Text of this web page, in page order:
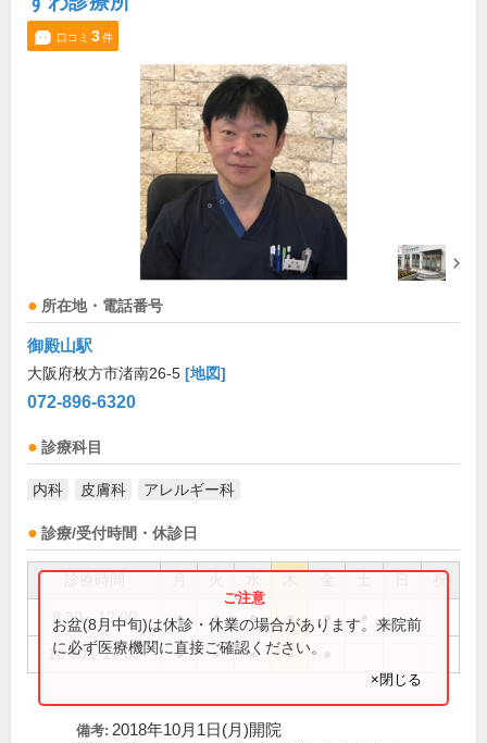
口コミ 3件
所在地・電話番号
御殿山駅
大阪府枚方市渚南26-5 [地図]
072-896-6320
診療科目
内科 皮膚科 アレルギー科
診療/受付時間・休診日
祝
8:30～12:00 ● ● ● ● ●
16:30～19:00 ● ● ● ●
お盆(8月中旬)は休診・休業の場合があります。来院前
に必ず医療機関に直接ご確認ください。
×閉じる
備考: 2018年10月1日(月)開院